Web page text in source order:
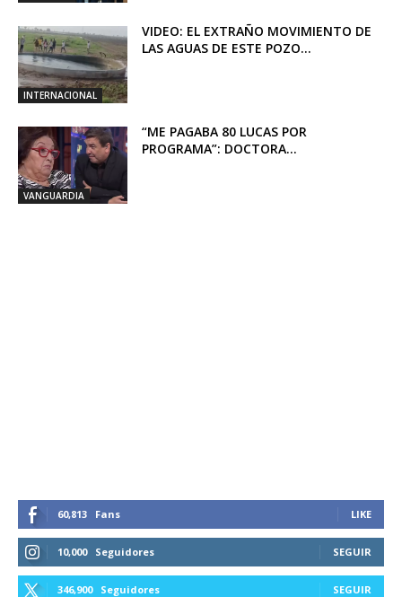
INTERNACIONAL
VIDEO: EL EXTRAÑO MOVIMIENTO DE
LAS AGUAS DE ESTE POZO...
VANGUARDIA
“ME PAGABA 80 LUCAS POR
PROGRAMA”: DOCTORA...
60,813 Fans LIKE
10,000 Seguidores SEGUIR
346,900 Seguidores SEGUIR